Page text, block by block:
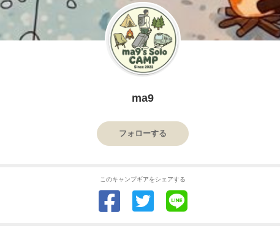
ma9
フォローする
このキャンプギアをシェアする